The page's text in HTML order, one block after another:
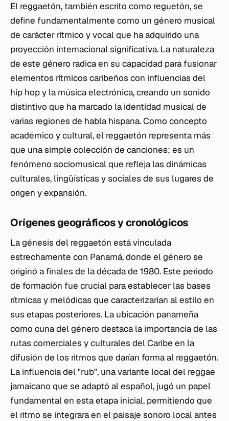
El reggaetón, también escrito como reguetón, se
define fundamentalmente como un género musical
de carácter rítmico y vocal que ha adquirido una
proyección internacional significativa. La naturaleza
de este género radica en su capacidad para fusionar
elementos rítmicos caribeños con influencias del
hip hop y la música electrónica, creando un sonido
distintivo que ha marcado la identidad musical de
varias regiones de habla hispana. Como concepto
académico y cultural, el reggaetón representa más
que una simple colección de canciones; es un
fenómeno sociomusical que refleja las dinámicas
culturales, lingüísticas y sociales de sus lugares de
origen y expansión.
Orígenes geográficos y cronológicos
La génesis del reggaetón está vinculada
estrechamente con Panamá, donde el género se
originó a finales de la década de 1980. Este periodo
de formación fue crucial para establecer las bases
rítmicas y melódicas que caracterizarían al estilo en
sus etapas posteriores. La ubicación panameña
como cuna del género destaca la importancia de las
rutas comerciales y culturales del Caribe en la
difusión de los ritmos que darían forma al reggaetón.
La influencia del "rub", una variante local del reggae
jamaicano que se adaptó al español, jugó un papel
fundamental en esta etapa inicial, permitiendo que
el ritmo se integrara en el paisaje sonoro local antes